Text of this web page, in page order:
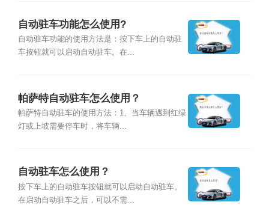
自动驻车功能怎么使用?
自动驻车功能的使用方法是：按下车上的自动驻
车按钮就可以启动自动驻车。在...
帕萨特自动驻车怎么使用？
帕萨特自动驻车的使用方法：1、当车辆遇到红绿
灯或上坡需要停车时，将车辆...
自动驻车怎么使用？
按下车上的自动驻车按钮就可以启动自动驻车。
在启动自动驻车之后，可以不需...